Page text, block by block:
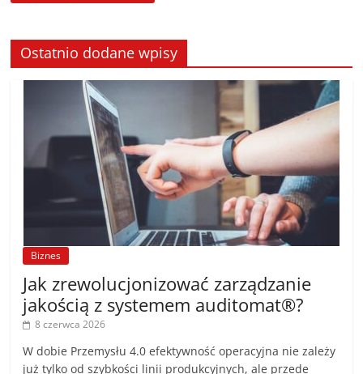
Ostatnio dodane wpisy
Biznes
Jak zrewolucjonizować zarządzanie
jakością z systemem auditomat®?
8 czerwca 2026
W dobie Przemysłu 4.0 efektywność operacyjna nie zależy
już tylko od szybkości linii produkcyjnych, ale przede